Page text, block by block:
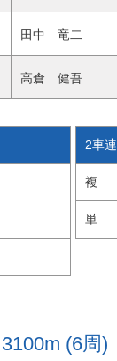
田中 竜二
高倉 健吾
2車連
複
単
(6周)